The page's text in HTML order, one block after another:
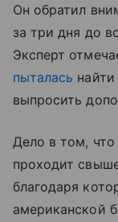
Он обратил
за три дня до
Эксперт
пыталась
выпросить
Дело в том,
проходит
благодаря
американской